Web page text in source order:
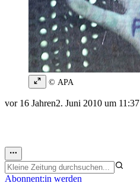
© APA
vor 16 Jahren2. Juni 2010 um 11:37
Abonnent:in werden